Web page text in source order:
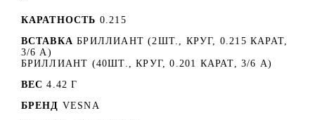
КАРАТНОСТЬ 0.215
ВСТАВКА БРИЛЛИАНТ (2ШТ., КРУГ, 0.215 КАРАТ,
3/6 А)
БРИЛЛИАНТ (40ШТ., КРУГ, 0.201 КАРАТ, 3/6 А)
ВЕС 4.42 Г
БРЕНД VESNA